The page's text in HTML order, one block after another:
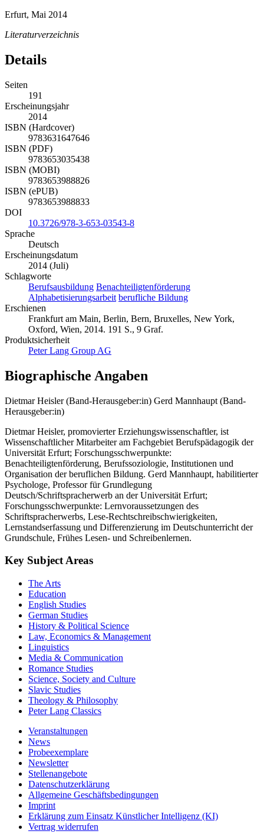
Erfurt, Mai 2014
Literaturverzeichnis
Details
Seiten
191
Erscheinungsjahr
2014
ISBN (Hardcover)
9783631647646
ISBN (PDF)
9783653035438
ISBN (MOBI)
9783653988826
ISBN (ePUB)
9783653988833
DOI
10.3726/978-3-653-03543-8
Sprache
Deutsch
Erscheinungsdatum
2014 (Juli)
Schlagworte
Berufsausbildung Benachteiligtenförderung
Alphabetisierungsarbeit berufliche Bildung
Erschienen
Frankfurt am Main, Berlin, Bern, Bruxelles, New York,
Oxford, Wien, 2014. 191 S., 9 Graf.
Produktsicherheit
Peter Lang Group AG
Biographische Angaben
Dietmar Heisler (Band-Herausgeber:in) Gerd Mannhaupt (Band-
Herausgeber:in)
Dietmar Heisler, promovierter Erziehungswissenschaftler, ist
Wissenschaftlicher Mitarbeiter am Fachgebiet Berufspädagogik der
Universität Erfurt; Forschungsschwerpunkte:
Benachteiligtenförderung, Berufssoziologie, Institutionen und
Organisation der beruflichen Bildung. Gerd Mannhaupt, habilitierter
Psychologe, Professor für Grundlegung
Deutsch/Schriftspracherwerb an der Universität Erfurt;
Forschungsschwerpunkte: Lernvoraussetzungen des
Schriftspracherwerbs, Lese-Rechtschreibschwierigkeiten,
Lernstandserfassung und Differenzierung im Deutschunterricht der
Grundschule, Frühes Lesen- und Schreibenlernen.
Key Subject Areas
The Arts
Education
English Studies
German Studies
History & Political Science
Law, Economics & Management
Linguistics
Media & Communication
Romance Studies
Science, Society and Culture
Slavic Studies
Theology & Philosophy
Peter Lang Classics
Veranstaltungen
News
Probeexemplare
Newsletter
Stellenangebote
Datenschutzerklärung
Allgemeine Geschäftsbedingungen
Imprint
Erklärung zum Einsatz Künstlicher Intelligenz (KI)
Vertrag widerrufen